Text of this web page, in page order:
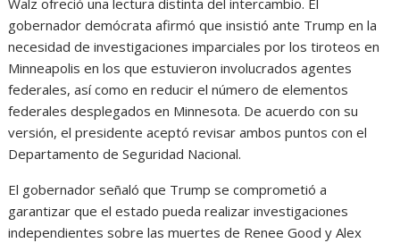
Walz ofreció una lectura distinta del intercambio. El
gobernador demócrata afirmó que insistió ante Trump en la
necesidad de investigaciones imparciales por los tiroteos en
Minneapolis en los que estuvieron involucrados agentes
federales, así como en reducir el número de elementos
federales desplegados en Minnesota. De acuerdo con su
versión, el presidente aceptó revisar ambos puntos con el
Departamento de Seguridad Nacional.
El gobernador señaló que Trump se comprometió a
garantizar que el estado pueda realizar investigaciones
independientes sobre las muertes de Renee Good y Alex